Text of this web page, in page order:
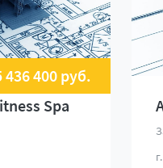
436 400 руб.
Spa